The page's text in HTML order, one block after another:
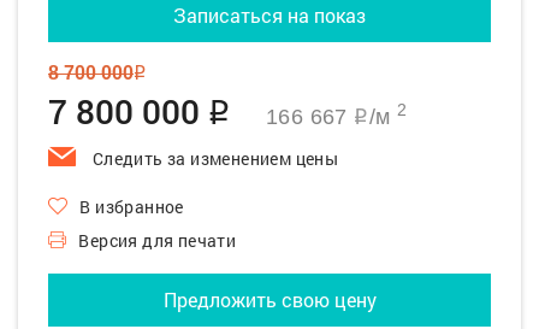
Записаться на показ
8 700 000q
7 800 000 q 166 667 q/м 2
Следить за изменением цены
В избранное
Версия для печати
Предложить свою цену